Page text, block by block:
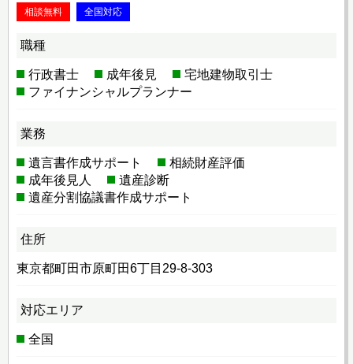
相談無料 全国対応
職種
行政書士 成年後見
宅地建物取引士
ファイナンシャルプランナー
業務
遺言書作成サポート
相続財産評価
成年後見人
遺産診断
遺産分割協議書作成サポート
住所
東京都町田市原町田6丁目29-8-303
対応エリア
全国